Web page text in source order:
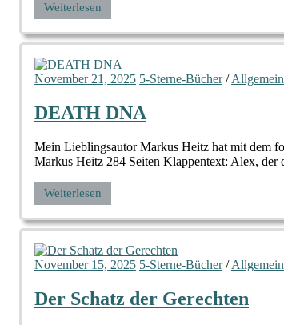
Weiterlesen
November 21, 2025 5-Sterne-Bücher/Allgemein
DEATH DNA
Mein Lieblingsautor Markus Heitz hat mit dem
Markus Heitz 284 Seiten Klappentext: Alex, der
Weiterlesen
November 15, 2025 5-Sterne-Bücher/Allgemein
Der Schatz der Gerechten